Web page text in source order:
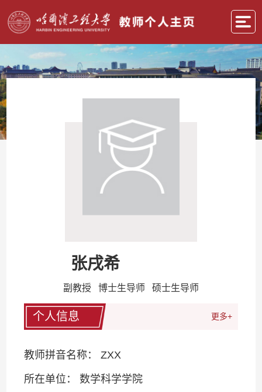
张戌希
副教授 博士生导师 硕士生导师
个人信息 更多+
教师拼音名称： ZXX
所在单位： 数学科学学院